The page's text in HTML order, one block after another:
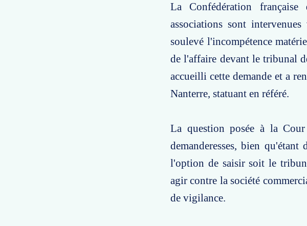
La Confédération
associations sont
soulevé l'incompétence
de l'affaire devant le tribunal
accueilli cette demande et a
Nanterre, statuant en référé.
La question posée à la
demanderesses, bien qu'étant
l'option de saisir soit le
agir contre la société
de vigilance.